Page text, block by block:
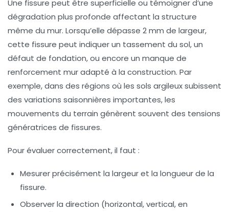
Une fissure peut être superficielle ou témoigner d’une
dégradation plus profonde affectant la structure
même du mur. Lorsqu’elle dépasse 2 mm de largeur,
cette fissure peut indiquer un tassement du sol, un
défaut de fondation, ou encore un manque de
renforcement muradapté à la construction. Par
exemple, dans des régions où les sols argileux subissent
des variations saisonnières importantes, les
mouvements du terrain génèrent souvent des tensions
génératrices de fissures.
Pour évaluer correctement, il faut :
Mesurer précisément la largeur et la longueur de la
fissure.
Observer la direction (horizontal, vertical, en